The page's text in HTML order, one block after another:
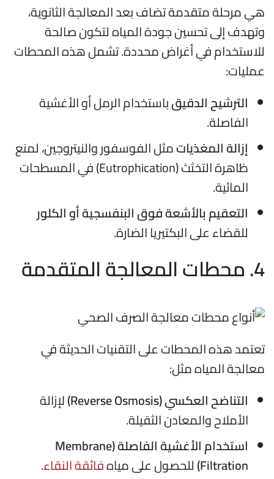
هي مرحلة متقدمة تضاف بعد المعالجة الثانوية،
وتهدف إلى تحسين جودة المياه لتكون صالحة
للاستخدام في أغراض محددة. تشمل هذه المحطات
عمليات:
الترشيح الدقيقباستخدام الرمل أو الأغشية
الفاصلة.
إزالة المغذياتمثل الفوسفور والنيتروجين، لمنع
ظاهرة التخثث (Eutrophication) في المسطحات
المائية.
التعقيم بالأشعة فوق البنفسجية أو الكلور
للقضاء على البكتيريا الضارة.
4. محطات المعالجة المتقدمة
تعتمد هذه المحطات على التقنيات الحديثة في
معالجة المياه مثل:
التناضح العكسي (Reverse Osmosis)
لإزالة
الأملاح والمعادن الثقيلة.
استخدام الأغشية الفاصلة (Membrane
Filtration) للحصول على مياهفائقة النقاء.